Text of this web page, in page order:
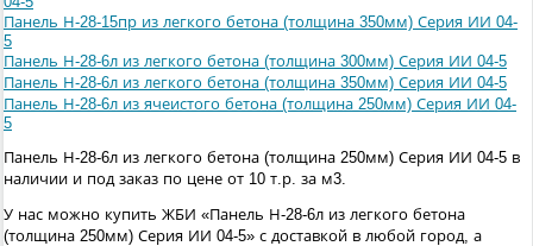
Панель Н-28-15пр из легкого бетона (толщина 350мм) Серия ИИ 04-
5
Панель Н-28-6л из легкого бетона (толщина 300мм) Серия ИИ 04-5
Панель Н-28-6л из легкого бетона (толщина 350мм) Серия ИИ 04-5
Панель Н-28-6л из ячеистого бетона (толщина 250мм) Серия ИИ 04-
5
Панель Н-28-6л из легкого бетона (толщина 250мм) Серия ИИ 04-5 в
наличии и под заказ по цене от 10 т.р. за м3.
У нас можно купить ЖБИ «Панель Н-28-6л из легкого бетона
(толщина 250мм) Серия ИИ 04-5» с доставкой в любой город, а